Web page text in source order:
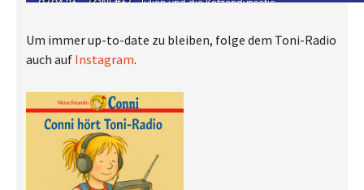
Um immer up-to-date zu bleiben, folge dem Toni-Radio
auch auf Instagram.